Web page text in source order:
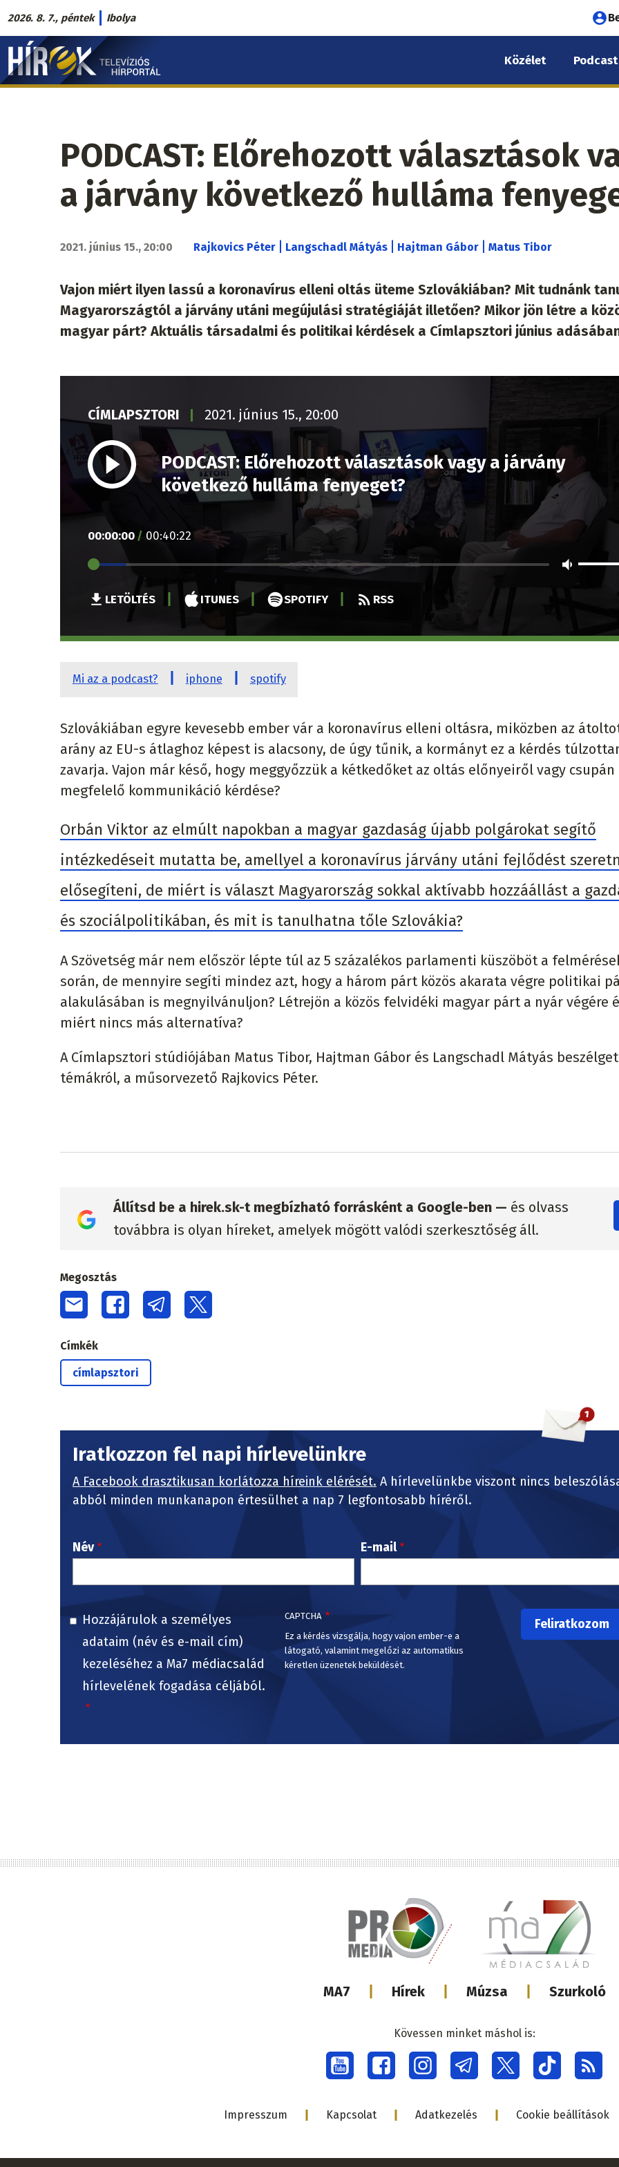
Ugrás
a
tartalomra
2026. 8. 7., péntek Ibolya
Hírek.sk
fő
Közélet Podcast
PODCAST: Előrehozott választások
a járvány következő hulláma
2021. június 15., 20:00 Rajkovics Péter Langschadl Mátyás Hajtman Gábor Matus Tibor
Vajon miért ilyen lassú a koronavírus elleni oltás üteme Szlovákiában? Mit tudnánk
Magyarországtól a járvány utáni megújulási stratégiáját illetően? Mikor jön létre a
magyar párt? Aktuális társadalmi és politikai kérdések a Címlapsztori június
CÍMLAPSZTORI 2021. június 15., 20:00
PODCAST: Előrehozott választások vagy a járvány
következő hulláma fenyeget?
00:00:00 / 00:40:22
LETÖLTÉS ITUNES SPOTIFY RSS
Mi az a podcast? iphone spotify
Szlovákiában egyre kevesebb ember vár a koronavírus elleni oltásra, miközben az
arány az EU-s átlaghoz képest is alacsony, de úgy tűnik, a kormányt ez a kérdés
zavarja. Vajon már késő, hogy meggyőzzük a kétkedőket az oltás előnyeiről vagy csupán
megfelelő kommunikáció kérdése?
Orbán Viktor az elmúlt napokban a magyar gazdaság újabb polgárokat segítő
intézkedéseit mutatta be, amellyel a koronavírus járvány utáni fejlődést
elősegíteni, de miért is választ Magyarország sokkal aktívabb hozzáállást a
és szociálpolitikában, és mit is tanulhatna tőle Szlovákia?
A Szövetség már nem először lépte túl az 5 százalékos parlamenti küszöböt a
során, de mennyire segíti mindez azt, hogy a három párt közös akarata végre politikai
alakulásában is megnyilvánuljon? Létrejön a közös felvidéki magyar párt a nyár végére
miért nincs más alternatíva?
A Címlapsztori stúdiójában Matus Tibor, Hajtman Gábor és Langschadl Mátyás
témákról, a műsorvezető Rajkovics Péter.
Állítsd be a hirek.sk-t megbízható forrásként a Google-ben — és olvass
továbbra is olyan híreket, amelyek mögött valódi szerkesztőség áll.
Megosztás
Címkék
címlapsztori
Iratkozzon fel napi hírlevelünkre
A Facebook drasztikusan korlátozza híreink elérését. A hírlevelünkbe viszont nincs
abból minden munkanapon értesülhet a nap 7 legfontosabb híréről.
Név E-mail
Hozzájárulok a személyes
adataim (név és e-mail cím)
kezeléséhez a Ma7 médiacsalád
hírlevelének fogadása céljából.
CAPTCHA
Ez a kérdés vizsgálja, hogy vajon ember-e a
látogató, valamint megelőzi az automatikus
kéretlen üzenetek beküldését.
Lábléc
MA7 Hírek Múzsa Szurkoló
Social
menu
Kövessen minket máshol is:
Lábléc
Impresszum Kapcsolat Adatkezelés Cookie beállítások